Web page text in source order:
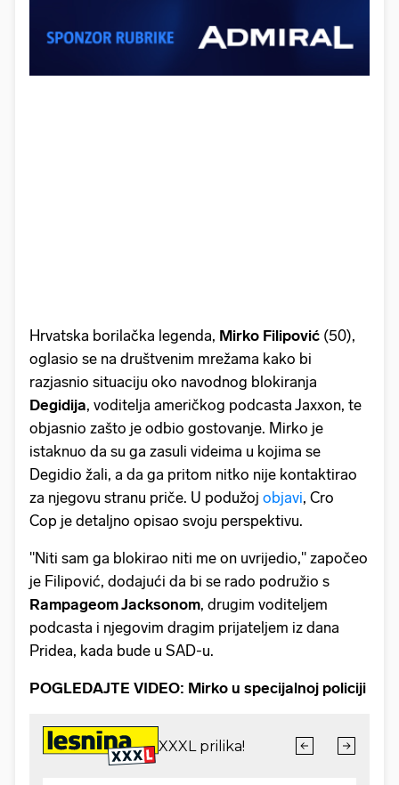
Hrvatska borilačka legenda, Mirko Filipović (50),
oglasio se na društvenim mrežama kako bi
razjasnio situaciju oko navodnog blokiranja
Degidija, voditelja američkog podcasta Jaxxon, te
objasnio zašto je odbio gostovanje. Mirko je
istaknuo da su ga zasuli videima u kojima se
Degidio žali, a da ga pritom nitko nije kontaktirao
za njegovu stranu priče. U podužoj objavi, Cro
Cop je detaljno opisao svoju perspektivu.
"Niti sam ga blokirao niti me on uvrijedio," započeo
je Filipović, dodajući da bi se rado podružio s
Rampageom Jacksonom, drugim voditeljem
podcasta i njegovim dragim prijateljem iz dana
Pridea, kada bude u SAD-u.
POGLEDAJTE VIDEO: Mirko u specijalnoj policiji